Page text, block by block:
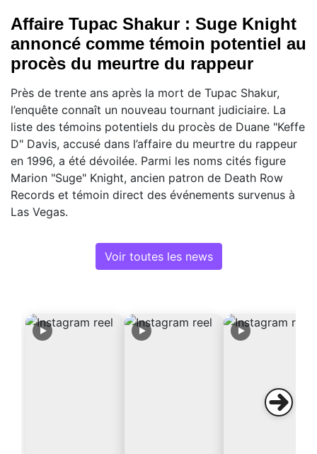
Affaire Tupac Shakur : Suge Knight
annoncé comme témoin potentiel au
procès du meurtre du rappeur
Près de trente ans après la mort de Tupac Shakur,
l’enquête connaît un nouveau tournant judiciaire. La
liste des témoins potentiels du procès de Duane "Keffe
D" Davis, accusé dans l’affaire du meurtre du rappeur
en 1996, a été dévoilée. Parmi les noms cités figure
Marion "Suge" Knight, ancien patron de Death Row
Records et témoin direct des événements survenus à
Las Vegas.
Voir toutes les news